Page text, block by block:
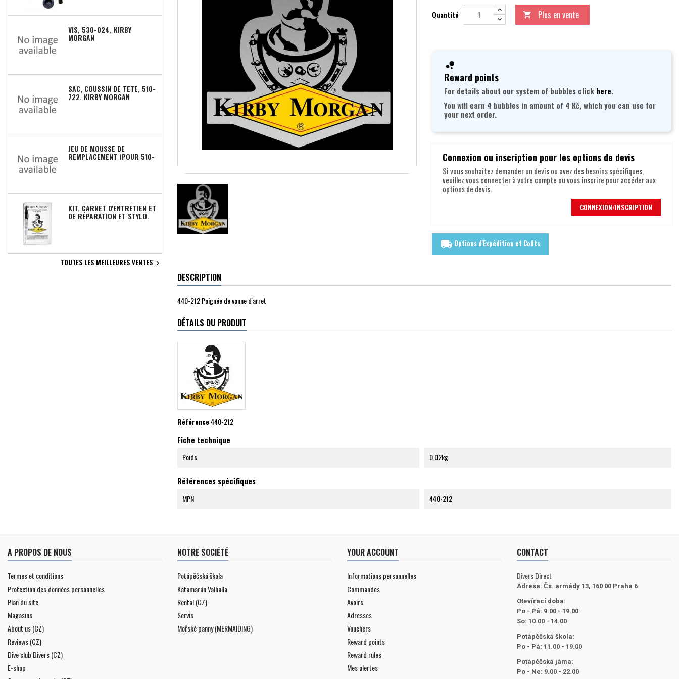
VIS, 530-024, KIRBY
MORGAN
SAC, COUSSIN DE TETE, 510-
722, KIRBY MORGAN
JEU DE MOUSSE DE
REMPLACEMENT (POUR 510-
KIT, CARNET D'ENTRETIEN ET
DE RÉPARATION ET STYLO,
TOUTES LES MEILLEURES VENTES 
Quantité  Plus en vente
Reward points
For details about our system of bubbles click here.
You will earn 4 bubbles in amount of 4 Kč, which you can use for
your next order.
Connexion ou inscription pour les options de devis
Si vous souhaitez demander un devis ou avez des besoins spécifiques,
veuillez vous connecter à votre compte ou vous inscrire pour accéder aux
options de devis.
CONNEXION/INSCRIPTION
local_shipping Options d'Expédition et Coûts
DESCRIPTION
440-212 Poignée de vanne d'arret
DÉTAILS DU PRODUIT
Référence440-212
Fiche technique
Poids 0.02kg
Références spécifiques
MPN 440-212
A PROPOS DE NOUS
Termes et conditions
Protection des données personnelles
Plan du site
Magasins
About us (CZ)
Reviews (CZ)
Dive club Divers (CZ)
E-shop
NOTRE SOCIÉTÉ
Potápěčská škola
Katamarán Valhalla
Rental (CZ)
Servis
Mořské panny (MERMAIDING)
YOUR ACCOUNT
Informations personnelles
Commandes
Avoirs
Adresses
Vouchers
Reward points
Reward rules
Mes alertes
CONTACT
Divers Direct
Adresa: Čs. armády 13, 160 00 Praha 6
Otevírací doba:
Po - Pá: 9.00 - 19.00
So: 10.00 - 14.00
Potápěčská škola:
Po - Pá: 11.00 - 19.00
Potápěčská jáma:
Po - Ne: 9.00 - 22.00